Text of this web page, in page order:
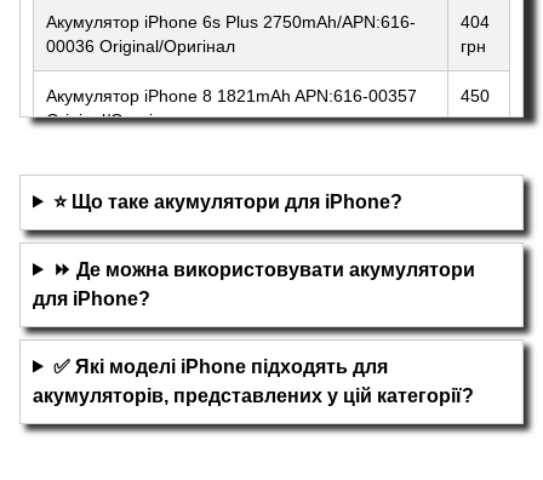
Акумулятор iPhone 6s Plus 2750mAh/APN:616-
00036 Original/Оригінал
404
грн
Акумулятор iPhone 8 1821mAh APN:616-00357
Original/Оригінал
450
грн
⭐ Що таке акумулятори для iPhone?
⏩ Де можна використовувати акумулятори
для iPhone?
✅ Які моделі iPhone підходять для
акумуляторів, представлених у цій категорії?